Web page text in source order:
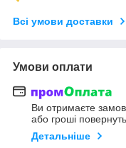
Всі умови доставки
Умови оплати
Ви отримаєте
або гроші
Детальніше